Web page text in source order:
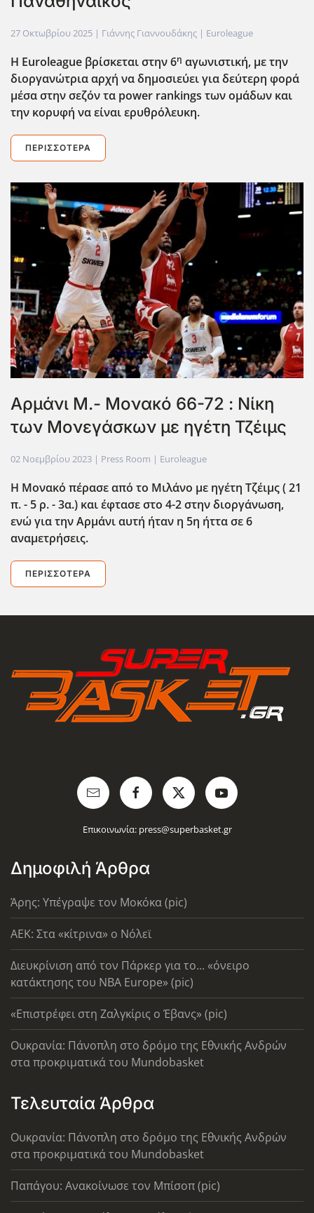
27 Οκτωβρίου 2025 | Γιάννης Γιαννουδάκης | Euroleague
Η Euroleague βρίσκεται στην 6η αγωνιστική, με την
διοργανώτρια αρχή να δημοσιεύει για δεύτερη φορά
μέσα στην σεζόν τα power rankings των ομάδων και
την κορυφή να είναι ερυθρόλευκη.
ΠΕΡΙΣΣΌΤΕΡΑ
Aρμάνι Μ.- Μονακό 66-72 : Νίκη
των Μονεγάσκων με ηγέτη Τζέιμς
02 Νοεμβρίου 2023 | Press Room | Euroleague
Η Μονακό πέρασε από το Μιλάνο με ηγέτη Τζέιμς ( 21
π. - 5 ρ. - 3α.) και έφτασε στο 4-2 στην διοργάνωση,
ενώ για την Αρμάνι αυτή ήταν η 5η ήττα σε 6
αναμετρήσεις.
ΠΕΡΙΣΣΌΤΕΡΑ
Επικοινωνία: press@superbasket.gr
Δημοφιλή Άρθρα
Άρης: Υπέγραψε τον Μοκόκα (pic)
AEK: Στα «κίτρινα» ο Νόλεϊ
Διευκρίνιση από τον Πάρκερ για το... «όνειρο
κατάκτησης του ΝΒΑ Europe» (pic)
«Επιστρέφει στη Ζαλγκίρις ο Έβανς» (pic)
Ουκρανία: Πάνοπλη στο δρόμο της Εθνικής Ανδρών
στα προκριματικά του Mundobasket
Τελευταία Άρθρα
Ουκρανία: Πάνοπλη στο δρόμο της Εθνικής Ανδρών
στα προκριματικά του Mundobasket
Παπάγου: Ανακοίνωσε τον Μπίσοπ (pic)